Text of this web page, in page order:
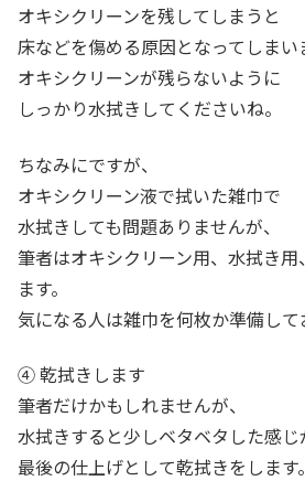
オキシクリーンを残してしまうと
床などを傷める原因となってしまい
オキシクリーンが残らないように
しっかり水拭きしてくださいね。
ちなみにですが、
オキシクリーン液で拭いた雑巾で
水拭きしても問題ありませんが、
筆者はオキシクリーン用、水拭き
ます。
気になる人は雑巾を何枚か準備して
④ 乾拭きします
筆者だけかもしれませんが、
水拭きすると少しベタベタした感
最後の仕上げとして乾拭きをします。